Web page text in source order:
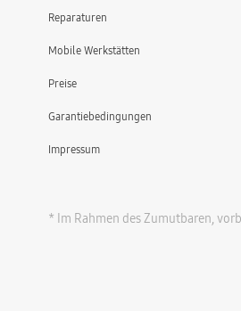
Reparaturen
Mobile Werkstätten
Preise
Garantiebedingungen
Impressum
* Im Rahmen des Zumutbaren,